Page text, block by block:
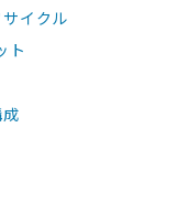
イクル
ト